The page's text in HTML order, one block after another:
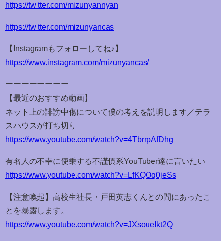
https://twitter.com/mizunyannyan
https://twitter.com/rnizunyancas
【Instagramもフォローしてね♪】
https://www.instagram.com/mizunyancas/
ーーーーーーーー
【最近のおすすめ動画】
ネット上の誹謗中傷について僕の考えを説明します／テラ
スハウスが打ち切り
https://www.youtube.com/watch?v=4TbrrpAfDhg
有名人の不幸に便乗する不謹慎系YouTuber達に言いたい
https://www.youtube.com/watch?v=LfKQOq0jeSs
【注意喚起】高校生社長・戸田英志くんとの間にあったこ
とを暴露します。
https://www.youtube.com/watch?v=JXsoueIkt2Q